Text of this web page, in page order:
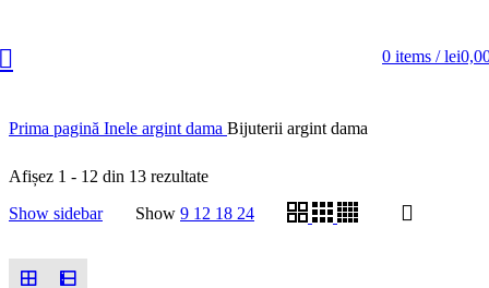
0 items / lei
Prima pagină Inele argint dama Bijuterii argint dama
Afișez 1 - 12 din 13 rezultate
Show sidebar
Show 9 12 18 24